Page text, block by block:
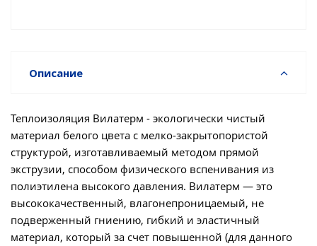
Описание
Теплоизоляция Вилатерм - экологически чистый
материал белого цвета с мелко-закрытопористой
структурой, изготавливаемый методом прямой
экструзии, способом физического вспенивания из
полиэтилена высокого давления. Вилатерм — это
высококачественный, влагонепроницаемый, не
подверженный гниению, гибкий и эластичный
материал, который за счет повышенной (для данного